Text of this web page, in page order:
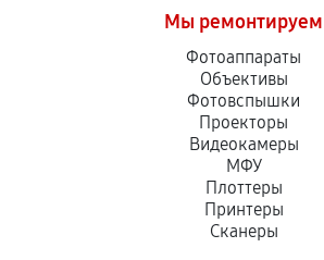
Мы ремонтируем
Фотоаппараты
Объективы
Фотовспышки
Проекторы
Видеокамеры
МФУ
Плоттеры
Принтеры
Сканеры